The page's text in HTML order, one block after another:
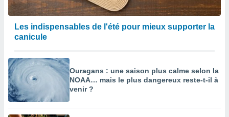
Les indispensables de l'été pour mieux supporter la
canicule
Ouragans : une saison plus calme selon la
NOAA… mais le plus dangereux reste-t-il à
venir ?